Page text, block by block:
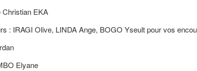
EKA
Olive, LINDA Ange, BOGO Yseult pour vos
Elyane